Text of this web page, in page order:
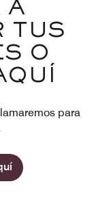
A
TUS
O
para